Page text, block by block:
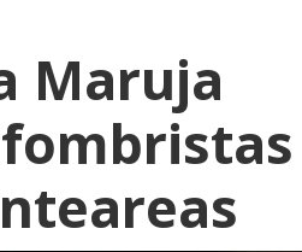
Maruja